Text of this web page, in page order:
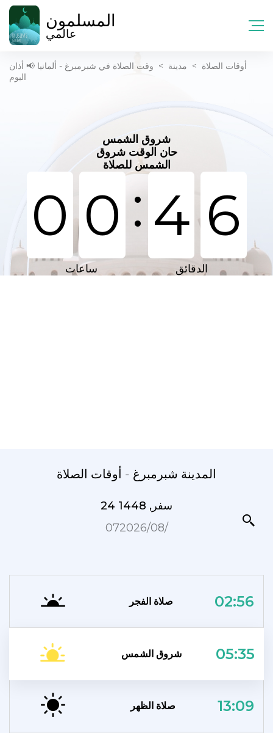
المسلمون
عالمي
أوقات الصلاة > مدينة > وقت الصلاة في شبرمبرغ - ألمانيا 📢 أذان
اليوم
شروق الشمس
حان الوقت شروق
الشمس للصلاة
0 0: 4 6
ساعات الدقائق
المدينة شبرمبرغ - أوقات الصلاة
24 سفر, 1448
07‏/08‏/2026
صلاة الفجر 02:56
شروق الشمس 05:35
صلاة الظهر 13:09